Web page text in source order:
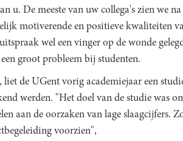
u. De meeste van uw collega's zien we na
motiverende en positieve kwaliteiten
wel een vinger op de wonde
groot probleem bij studenten.
de UGent vorig academiejaar een
werden. "Het doel van de studie was
aan de oorzaken van lage slaagcijfers.
voorzien",